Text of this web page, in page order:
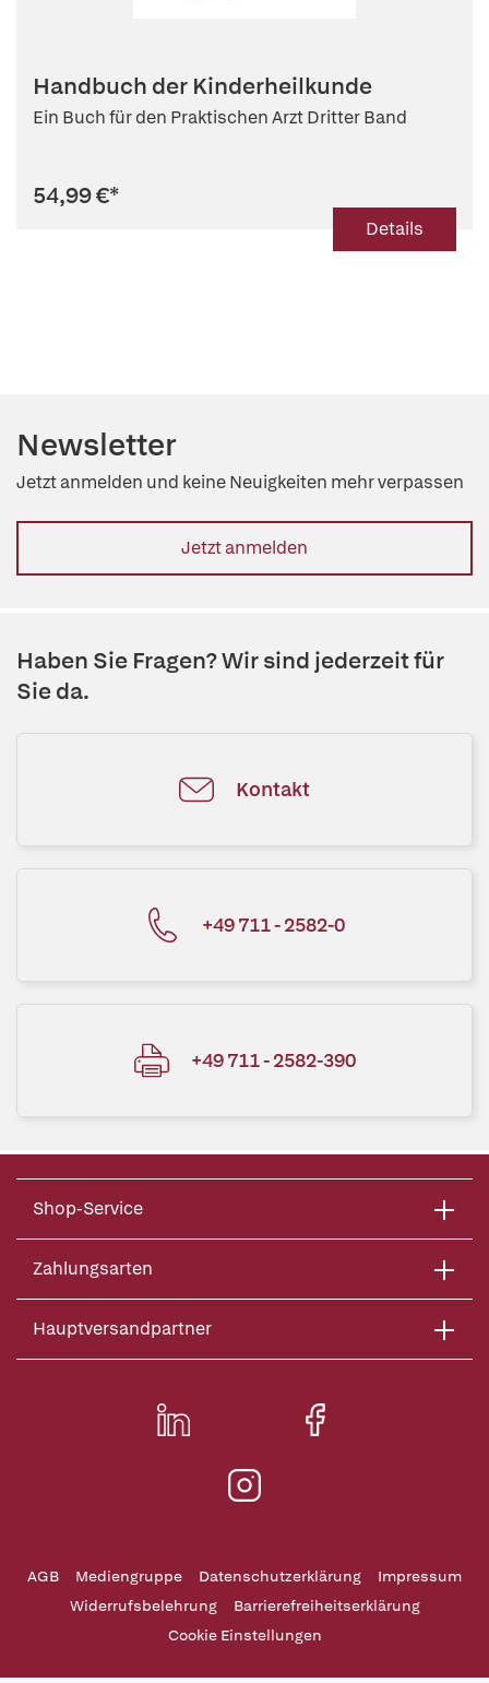
Handbuch der Kinderheilkunde
Ein Buch für den Praktischen Arzt Dritter Band
54,99 €*
Details
Newsletter
Jetzt anmelden und keine Neuigkeiten mehr verpassen
Jetzt anmelden
Haben Sie Fragen? Wir sind jederzeit für
Sie da.
Kontakt
+49 711 - 2582-0
+49 711 - 2582-390
Shop-Service
Zahlungsarten
Hauptversandpartner
AGB Mediengruppe Datenschutzerklärung
Impressum
Widerrufsbelehrung
Barrierefreiheitserklärung
Cookie Einstellungen